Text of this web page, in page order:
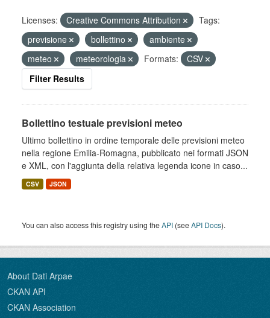
Licenses: Creative Commons Attribution
Tags:
previsione
bollettino
ambiente
meteo
meteorologia Formats:
CSV
Filter Results
Bollettino testuale previsioni meteo
Ultimo bollettino in ordine temporale delle previsioni meteo
nella regione Emilia-Romagna, pubblicato nei formati JSON
e XML, con l'aggiunta della relativa legenda icone in caso...
CSV JSON
You can also access this registry using theAPI (seeAPI Docs).
About Dati Arpae
CKAN API
CKAN Association